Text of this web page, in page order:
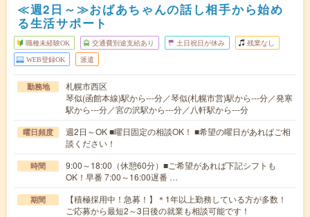
≪週2日～≫おばあちゃんの話し相手から始め
る生活サポート
職種未経験OK 交通費別途支給あり 土日祝日が休み 残業なし
WEB登録OK 派遣
勤務地
札幌市西区
琴似(函館本線)駅から---分／琴似(札幌市営)駅から---分／発寒
駅から---分／宮の沢駅から---分／八軒駅から---分
曜日頻度
週2日～OK ■曜日固定の相談OK！ ■希望の曜日があればご相
談ください！
時間
9:00～18:00（休憩60分）■ご希望があれば下記シフトも
OK！早番 7:00～16:00遅番 …
期間
【積極採用中！急募！】＊1年以上勤務している方が多数！
ご応募から最短2～3日後の就業も相談可能です！